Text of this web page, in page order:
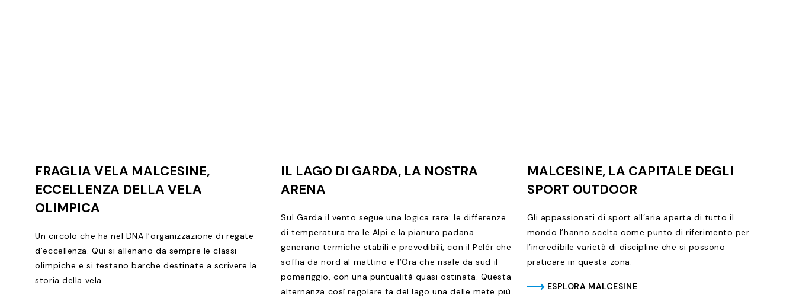
FRAGLIA VELA MALCESINE,
ECCELLENZA DELLA VELA
OLIMPICA
Un circolo che ha nel DNA l’organizzazione di regate
d’eccellenza. Qui si allenano da sempre le classi
olimpiche e si testano barche destinate a scrivere la
storia della vela.
IL LAGO DI GARDA, LA NOSTRA
ARENA
Sul Garda il vento segue una logica rara: le differenze
di temperatura tra le Alpi e la pianura padana
generano termiche stabili e prevedibili, con il Pelér che
soffia da nord al mattino e l’Ora che risale da sud il
pomeriggio, con una puntualità quasi ostinata. Questa
alternanza così regolare fa del lago una delle mete più
MALCESINE, LA CAPITALE DEGLI
SPORT OUTDOOR
Gli appassionati di sport all’aria aperta di tutto il
mondo l’hanno scelta come punto di riferimento per
l’incredibile varietà di discipline che si possono
praticare in questa zona.
ESPLORA MALCESINE